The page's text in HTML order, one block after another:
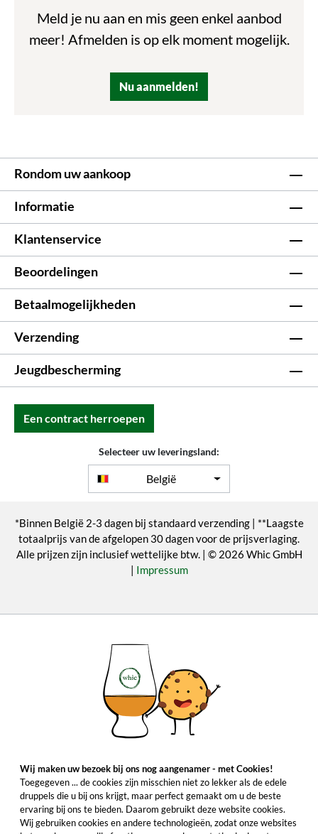
Meld je nu aan en mis geen enkel aanbod
meer! Afmelden is op elk moment mogelijk.
Nu aanmelden!
Rondom uw aankoop
Informatie
Klantenservice
Beoordelingen
Betaalmogelijkheden
Verzending
Jeugdbescherming
Een contract herroepen
Selecteer uw leveringsland:
België
*Binnen België 2-3 dagen bij standaard verzending | **Laagste
totaalprijs van de afgelopen 30 dagen voor de prijsverlaging.
Alle prijzen zijn inclusief wettelijke btw. | © 2026 Whic GmbH
| Impressum
Wij maken uw bezoek bij ons nog aangenamer - met Cookies!
Toegegeven ... de cookies zijn misschien niet zo lekker als de edele
druppels die u bij ons krijgt, maar perfect gemaakt om u de beste
ervaring bij ons te bieden. Daarom gebruikt deze website cookies.
Wij gebruiken cookies en andere technologieën, zodat onze websites